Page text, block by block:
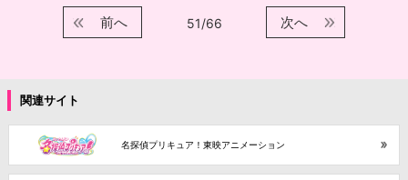
51/66
前へ 次へ
関連サイト
名探偵プリキュア！東映アニメーション